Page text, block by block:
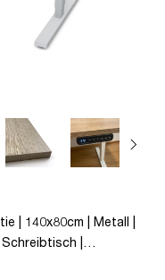
| 140x80cm | Metall |
|
| Y-Line | bis zu